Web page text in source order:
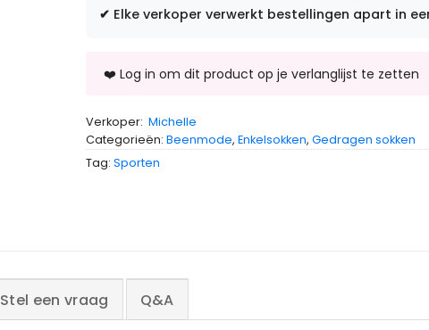
✔ Elke verkoper verwerkt bestellingen apart in
Verkoper: Michelle
Categorieën: Beenmode, Enkelsokken, Gedragen sokken
Tag: Sporten
Stel een vraag Q&A